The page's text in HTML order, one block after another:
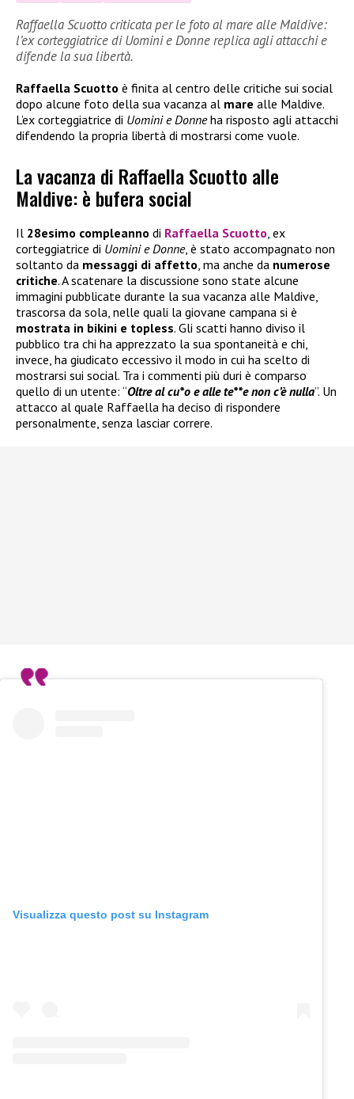
Raffaella Scuotto criticata per le foto al mare alle Maldive:
l’ex corteggiatrice di Uomini e Donne replica agli attacchi e
difende la sua libertà.
Raffaella Scuotto è finita al centro delle critiche sui social
dopo alcune foto della sua vacanza al mare alle Maldive.
L’ex corteggiatrice di Uomini e Donneha risposto agli attacchi
difendendo la propria libertà di mostrarsi come vuole.
La vacanza di Raffaella Scuotto alle
Maldive: è bufera social
Il 28esimo compleanno di Raffaella Scuotto , ex
corteggiatrice di Uomini e Donne, è stato accompagnato non
soltanto da messaggi di affetto , ma anche da numerose
critiche. A scatenare la discussione sono state alcune
immagini pubblicate durante la sua vacanza alle Maldive,
trascorsa da sola, nelle quali la giovane campana si è
mostrata in bikini e topless. Gli scatti hanno diviso il
pubblico tra chi ha apprezzato la sua spontaneità e chi,
invece, ha giudicato eccessivo il modo in cui ha scelto di
mostrarsi sui social. Tra i commenti più duri è comparso
quello di un utente: “Oltre al cu*o e alle te**e non c’è nulla”. Un
attacco al quale Raffaella ha deciso di rispondere
personalmente, senza lasciar correre.
Visualizza questo post su Instagram